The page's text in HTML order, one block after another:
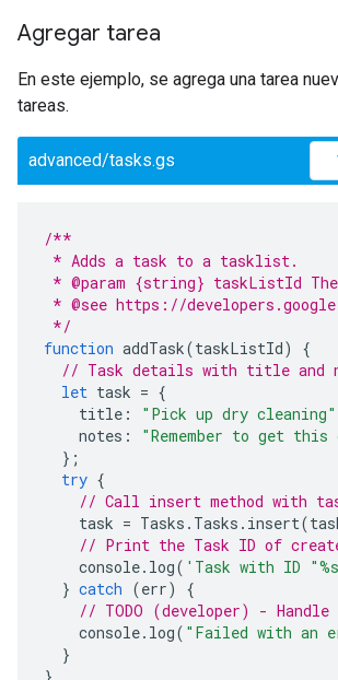
Agregar tarea
En este ejemplo, se agrega una tarea
tareas.
advanced/tasks.gs
/**
* Adds a task to a tasklist.
* @param {string} taskListId
* @see https://
*/
function addTask(taskListId)
{
// Task details with title and
let task = {
title : "Pick up dry cleaning"
notes : "Remember to get this
};
try {
// Call insert method with
task = Tasks . Tasks . insert(
// Print the Task ID of
console. log( 'Task with ID
} catch (err)
{
// TODO (developer) -
console. log( "Failed with an
}